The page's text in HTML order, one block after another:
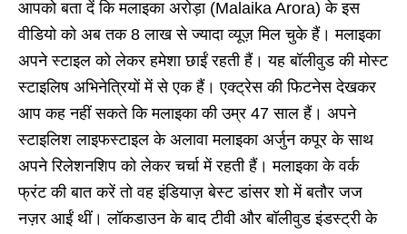
आपको बता दें कि मलाइका अरोड़ा (Malaika Arora) के इस
वीडियो को अब तक 8 लाख से ज्यादा व्यूज़ मिल चुके हैं। मलाइका
अपने स्टाइल को लेकर हमेशा छाईं रहती हैं। यह बॉलीवुड की मोस्ट
स्टाइलिष अभिनेत्रियों में से एक हैं। एक्ट्रेस की फिटनेस देखकर
आप कह नहीं सकते कि मलाइका की उम्र 47 साल हैं। अपने
स्टाइलिश लाइफस्टाइल के अलावा मलाइका अर्जुन कपूर के साथ
अपने रिलेशनशिप को लेकर चर्चा में रहती हैं। मलाइका के वर्क
फ्रंट की बात करें तो वह इंडियाज़ बेस्ट डांसर शो में बतौर जज
नज़र आईं थीं। लॉकडाउन के बाद टीवी और बॉलीवुड इंडस्ट्री के